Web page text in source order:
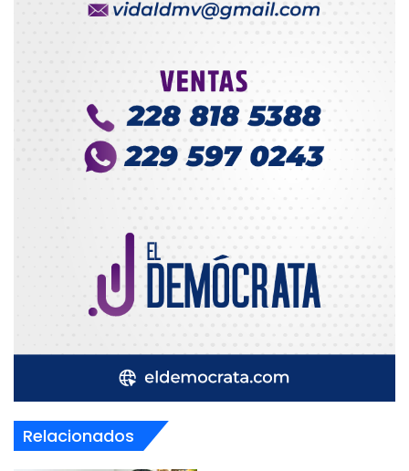
Relacionados